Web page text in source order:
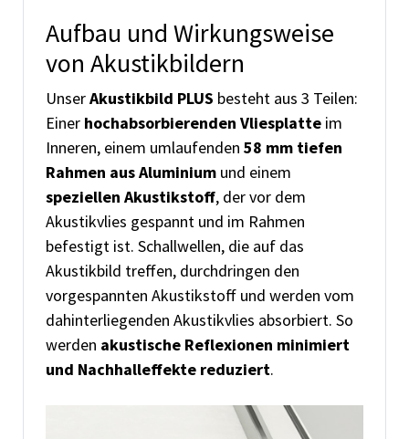
Aufbau und Wirkungsweise
von Akustikbildern
UnserAkustikbild PLUS besteht aus 3 Teilen:
Einer hochabsorbierenden Vliesplatte im
Inneren, einem umlaufenden 58 mm tiefen
Rahmen aus Aluminium und einem
speziellen Akustikstoff, der vor dem
Akustikvlies gespannt und im Rahmen
befestigt ist. Schallwellen, die auf das
Akustikbild treffen, durchdringen den
vorgespannten Akustikstoff und werden vom
dahinterliegenden Akustikvlies absorbiert. So
werden akustische Reflexionen minimiert
und Nachhalleffekte reduziert.